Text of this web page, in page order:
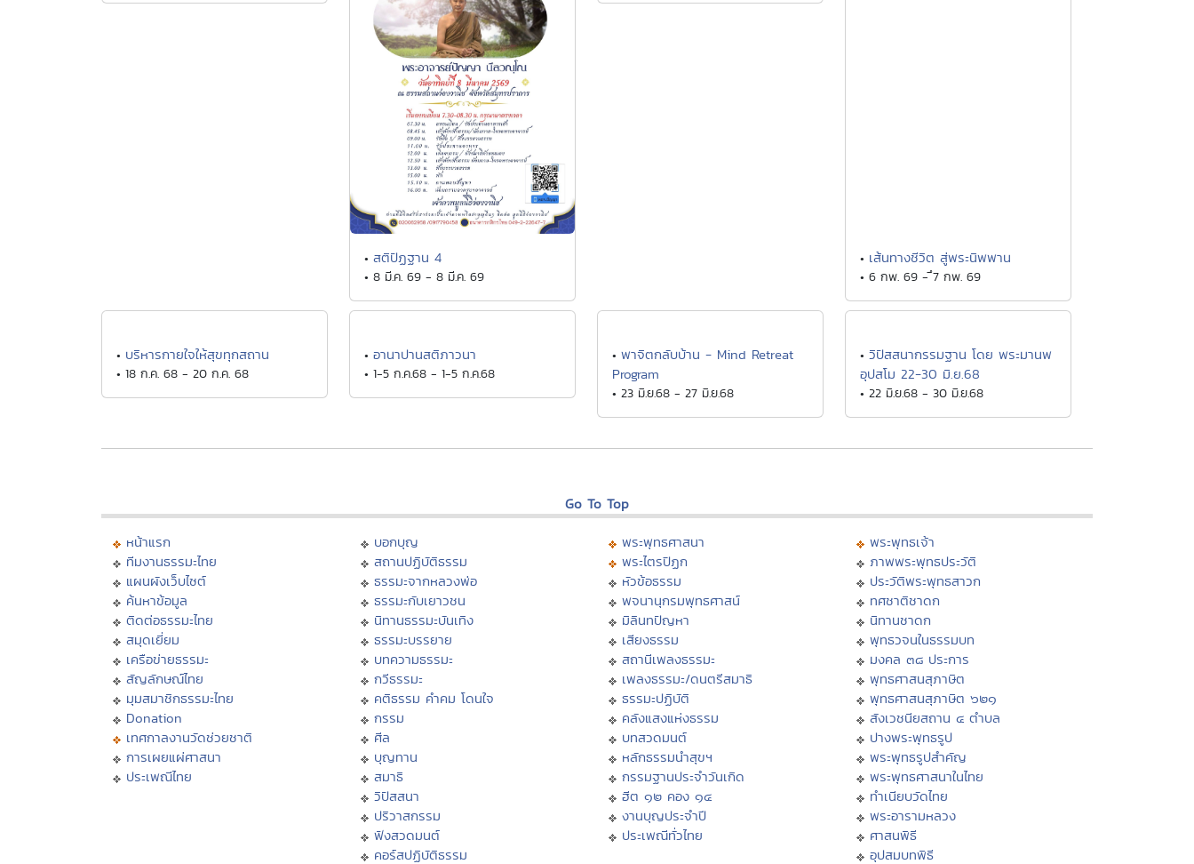
• สติปัฏฐาน 4
• 8 มี.ค. 69 - 8 มี.ค. 69
• เส้นทางชีวิต สู่พระนิพพาน
• 6 กพ. 69 - ึ7 กพ. 69
• บริหารกายใจให้สุขทุกสถาน
• 18 ก.ค. 68 - 20 ก.ค. 68
• อานาปานสติภาวนา
• 1-5 ก.ค.68 - 1-5 ก.ค.68
• พาจิตกลับบ้าน - Mind Retreat
Program
• 23 มิ.ย.68 - 27 มิ.ย.68
• วิปัสสนากรรมฐาน โดย พระมานพ
อุปสโม 22-30 มิ.ย.68
• 22 มิ.ย.68 - 30 มิ.ย.68
Go To Top
หน้าแรก
ทีมงานธรรมะไทย
แผนผังเว็บไซต์
ค้นหาข้อมูล
ติดต่อธรรมะไทย
สมุดเยี่ยม
เครือข่ายธรรมะ
สัญลักษณ์ไทย
มุมสมาชิกธรรมะไทย
Donation
เทศกาลงานวัดช่วยชาติ
การเผยแผ่ศาสนา
ประเพณีไทย
บอกบุญ
สถานปฏิบัติธรรม
ธรรมะจากหลวงพ่อ
ธรรมะกับเยาวชน
นิทานธรรมะบันเทิง
ธรรมะบรรยาย
บทความธรรมะ
กวีธรรมะ
คติธรรม คำคม โดนใจ
กรรม
ศีล
บุญทาน
สมาธิ
วิปัสสนา
ปริวาสกรรม
ฟังสวดมนต์
คอร์สปฏิบัติธรรม
พระพุทธศาสนา
พระไตรปิฏก
หัวข้อธรรม
พจนานุกรมพุทธศาสน์
มิลินทปัญหา
เสียงธรรม
สถานีเพลงธรรมะ
เพลงธรรมะ/ดนตรีสมาธิ
ธรรมะปฏิบัติ
คลังแสงแห่งธรรม
บทสวดมนต์
หลักธรรมนำสุขฯ
กรรมฐานประจำวันเกิด
ฮีต ๑๒ คอง ๑๔
งานบุญประจำปี
ประเพณีทั่วไทย
พระพุทธเจ้า
ภาพพระพุทธประวัติ
ประวัติพระพุทธสาวก
ทศชาติชาดก
นิทานชาดก
พุทธวจนในธรรมบท
มงคล ๓๘ ประการ
พุทธศาสนสุภาษิต
พุทธศาสนสุภาษิต ๖๒๑
สังเวชนียสถาน ๔ ตำบล
ปางพระพุทธรูป
พระพุทธรูปสำคัญ
พระพุทธศาสนาในไทย
ทำเนียบวัดไทย
พระอารามหลวง
ศาสนพิธี
อุปสมบทพิธี